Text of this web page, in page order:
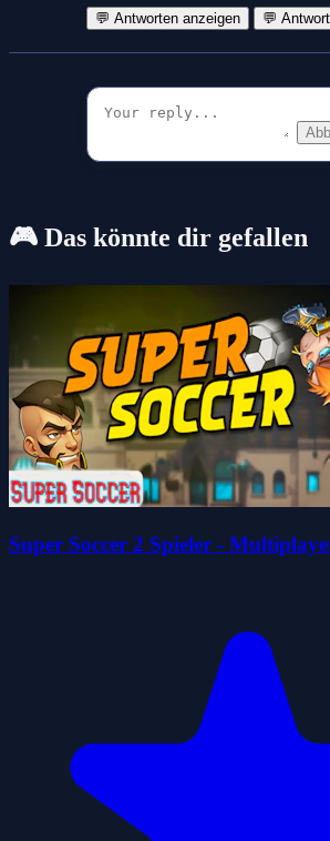
💬 Antworten anzeigen 💬
🎮 Das könnte dir gefallen
Super Soccer 2 Spieler -